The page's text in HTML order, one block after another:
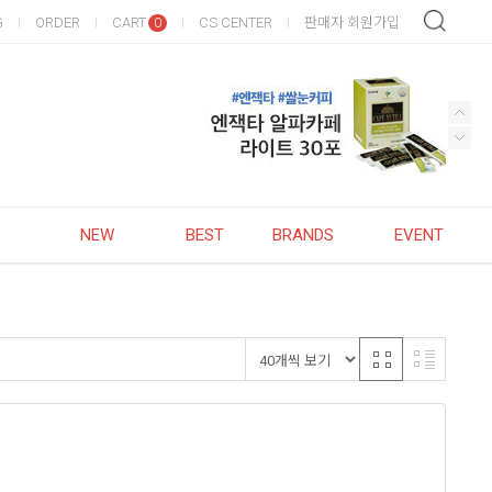
ORDER CART 0 CS CENTER 판매자 회원가입
NEW BEST BRANDS EVENT